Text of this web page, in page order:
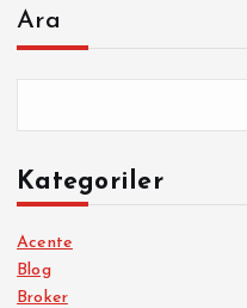
Ara
Kategoriler
Acente
Blog
Broker